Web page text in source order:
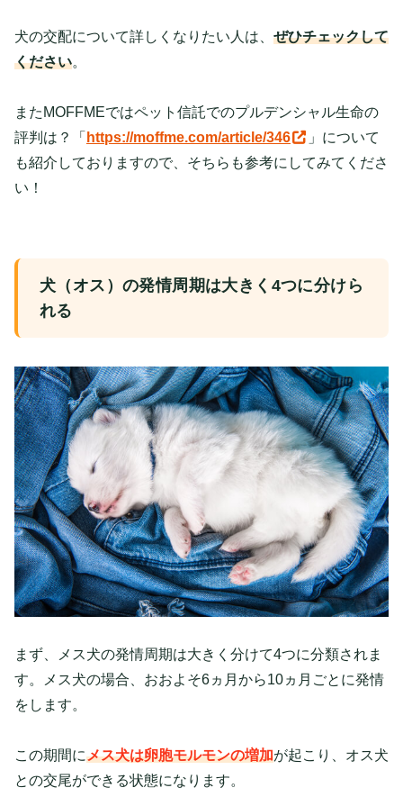
犬の交配について詳しくなりたい人は、 ぜひチェックして
ください。
またMOFFMEではペット信託でのプルデンシャル生命の
評判は？「 https://moffme.com/article/346
」について
も紹介しておりますので、そちらも参考にしてみてくださ
い！
犬（オス）の発情周期は大きく4つに分けら
れる
まず、メス犬の発情周期は大きく分けて4つに分類されま
す。メス犬の場合、おおよそ6ヵ月から10ヵ月ごとに発情
をします。
この期間にメス犬は卵胞モルモンの増加が起こり、オス犬
との交尾ができる状態になります。